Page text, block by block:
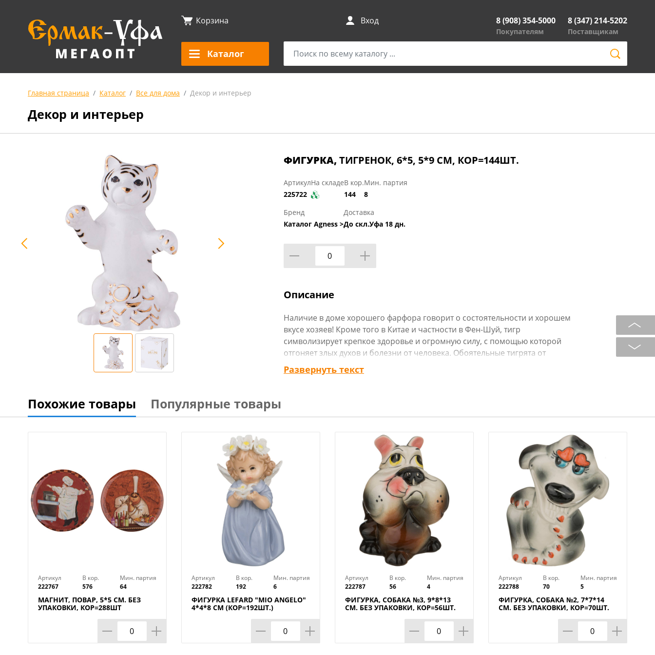
Корзина Вход 8 (908) 354-5000
Покупателям
8 (347) 214-5202
Поставщикам
Каталог
Главная страница Каталог Все для дома Декор и интерьер
Декор и интерьер
ФИГУРКА, ТИГРЕНОК, 6*5, 5*9 СМ, КОР=144ШТ.
Артикул
225722
На складеВ кор.
144
Мин. партия
8
Бренд
Каталог Agness >
Доставка
До скл.Уфа 18 дн.
Описание
Наличие в доме хорошего фарфора говорит о состоятельности и хорошем
вкусе хозяев! Кроме того в Китае и частности в Фен-Шуй, тигр
символизирует крепкое здоровье и огромную силу, с помощью которой
отгоняет злых духов и болезни от человека. Обоятельные тигрята от
торговой марки LEFARD станут отличным подарком, принеся в дом
благополучие.
вручную. Они отлично вписываются в интерьер помещений, обставленных,
практически, в любом стиле. Благодаря присутствию этих фарфоровых
изделий, атмосфера дома становится более уютной и теплой.
Правило ухода: Запрещается применять абразивные чистящие средства.
Удалять пыль мягкой тканью.
Развернуть текст
Похожие товары Популярные товары
Артикул
222767
В кор.
576
Мин. партия
64
МАГНИТ, ПОВАР, 5*5 СМ. БЕЗ
УПАКОВКИ, КОР=288ШТ
Артикул
222782
В кор.
192
Мин. партия
6
ФИГУРКА LEFARD "MIO ANGELO"
4*4*8 СМ (КОР=192ШТ.)
Артикул
222787
В кор.
56
Мин. партия
4
ФИГУРКА, СОБАКА №3, 9*8*13
СМ. БЕЗ УПАКОВКИ, КОР=56ШТ.
Артикул
222788
В кор.
70
Мин. партия
5
ФИГУРКА, СОБАКА №2, 7*7*14
СМ. БЕЗ УПАКОВКИ, КОР=70ШТ.